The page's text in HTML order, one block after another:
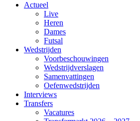
Actueel
Live
Heren
Dames
Futsal
Wedstrijden
Voorbeschouwingen
Wedstrijdverslagen
Samenvattingen
Oefenwedstrijden
Interviews
Transfers
Vacatures